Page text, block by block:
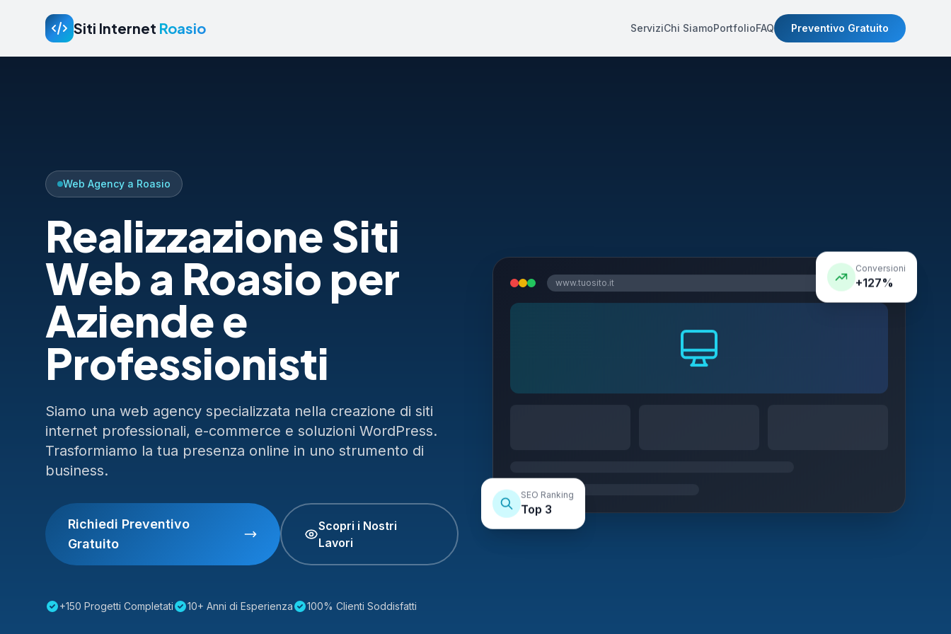
Siti Internet Roasio ServiziChi SiamoPortfolioFAQ Preventivo Gratuito
Web Agency a Roasio
Realizzazione Siti
Web a Roasio per
Aziende e
Professionisti
Siamo una web agency specializzata nella creazione di siti
internet professionali, e-commerce e soluzioni WordPress.
Trasformiamo la tua presenza online in uno strumento di
business.
Richiedi Preventivo
Gratuito
Scopri i Nostri
Lavori
+150 Progetti Completati 10+ Anni di Esperienza 100% Clienti Soddisfatti
www.tuosito.it
Conversioni
+127%
SEO Ranking
Top 3